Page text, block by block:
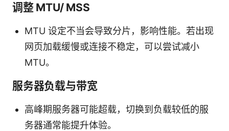
调整 MTU/ MSS
MTU 设定不当会导致分片，影响性能。若出现
网页加载缓慢或连接不稳定，可以尝试减小
MTU。
服务器负载与带宽
高峰期服务器可能超载，切换到负载较低的服
务器通常能提升体验。